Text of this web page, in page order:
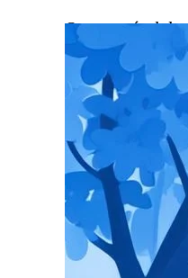
Como o nível da
estabilização do
ângulo
Os feridos